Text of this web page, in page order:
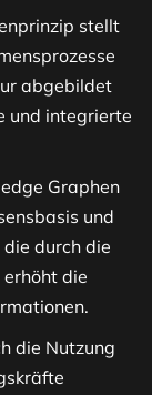
stellt
abgebildet
und integrierte
Graphen
und
die durch die
die
die Nutzung